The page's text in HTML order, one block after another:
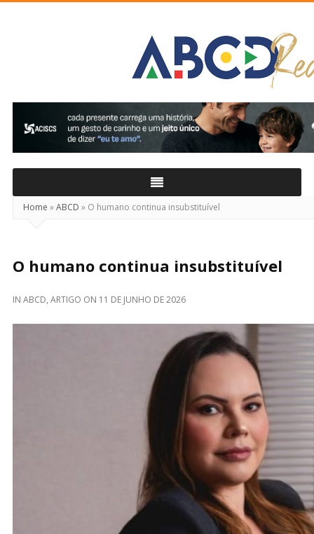
Home »ABCD » O humano continua insubstituível
O humano continua insubstituível
IN ABCD, ARTIGO ON 11 DE JUNHO DE 2026